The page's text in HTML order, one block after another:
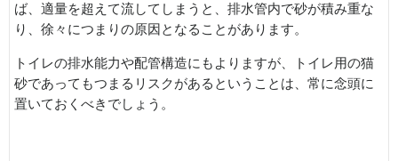
ば、適量を超えて流してしまうと、排水管内で砂が積み重な
り、徐々につまりの原因となることがあります。
トイレの排水能力や配管構造にもよりますが、トイレ用の猫
砂であってもつまるリスクがあるということは、常に念頭に
置いておくべきでしょう。